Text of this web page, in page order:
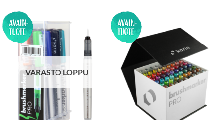
VARASTO LOPPU